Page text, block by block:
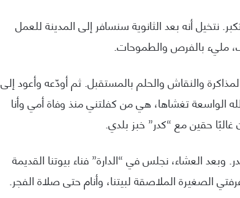
نتخيل أنه بعد الثانوية سنسافر إلى المدينة للعمل
مليء بالفرص والطموحات.
والنقاش والحلم بالمستقبل. ثم أودّعه وأعود إلى
الواسعة تغشاها، هي من كفلتني منذ وفاة أمي وأنا
غالبًا حقين مع “كدر” خبز بلدي.
العشاء، نجلس في “الدارة” فناء بيوتنا القديمة
الصغيرة الملاصقة لبيتنا، وأنام حتى صلاة الفجر.